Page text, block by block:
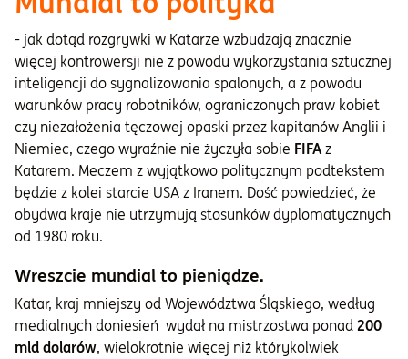
- jak dotąd rozgrywki w Katarze wzbudzają znacznie
więcej kontrowersji nie z powodu wykorzystania sztucznej
inteligencji do sygnalizowania spalonych, a z powodu
warunków pracy robotników, ograniczonych praw kobiet
czy niezałożenia tęczowej opaski przez kapitanów Anglii i
Niemiec, czego wyraźnie nie życzyła sobie FIFAz
Katarem. Meczem z wyjątkowo politycznym podtekstem
będzie z kolei starcie USA z Iranem. Dość powiedzieć, że
obydwa kraje nie utrzymują stosunków dyplomatycznych
od 1980 roku.
Wreszcie mundial to pieniądze.
Katar, kraj mniejszy od Województwa Śląskiego, według
medialnych doniesień wydał na mistrzostwa ponad 200
mld dolarów, wielokrotnie więcej niż którykolwiek